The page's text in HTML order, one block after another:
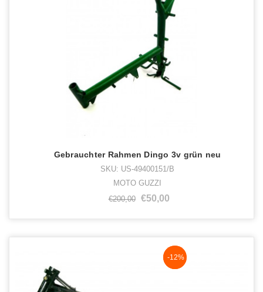
Gebrauchter Rahmen Dingo 3v grün neu
SKU: US-49400151/B
MOTO GUZZI
€200,00
€50,00
NaN%
-12%